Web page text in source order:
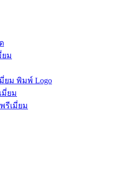
ยม
ยม พิมพ์ Logo
มี่ยม
รีเมี่ยม